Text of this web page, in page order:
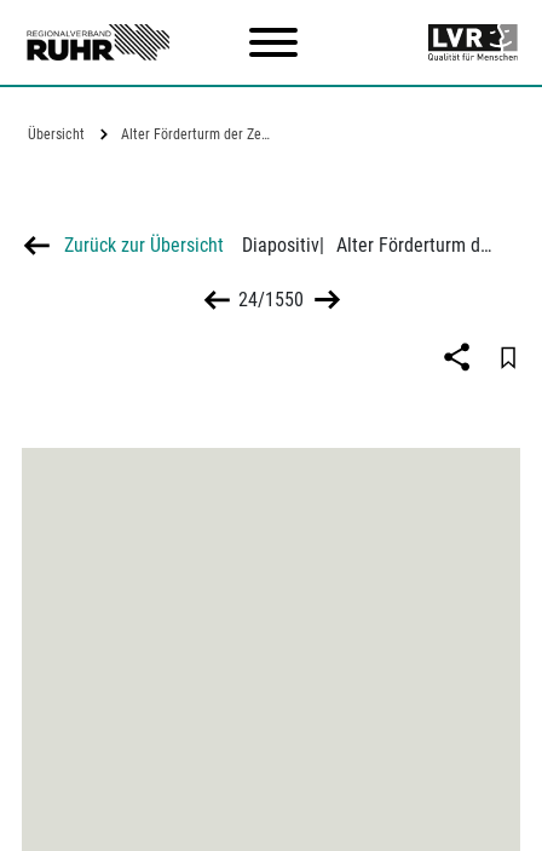
Übersicht Alter Förderturm der Zeche Pörtingsiepen
Zurück zur Übersicht Diapositiv| Alter Förderturm der Zeche Pörtingsiepen
24/1550